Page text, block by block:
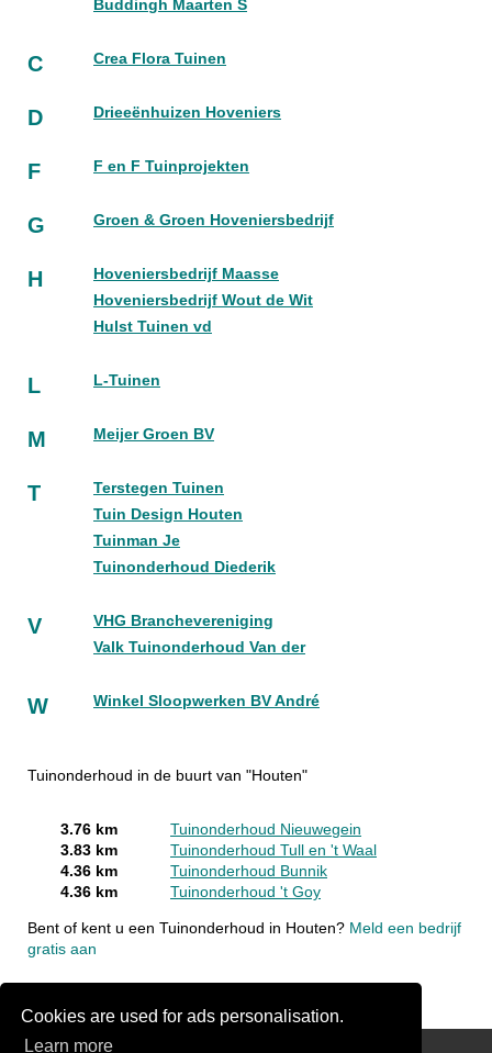
Cookies are used for ads personalisation.
Learn more
Buddingh Maarten S
C Crea Flora Tuinen
D Drieeënhuizen Hoveniers
F F en F Tuinprojekten
G Groen & Groen Hoveniersbedrijf
H
Hoveniersbedrijf Maasse
Hoveniersbedrijf Wout de Wit
Hulst Tuinen vd
L L-Tuinen
M Meijer Groen BV
T
Terstegen Tuinen
Tuin Design Houten
Tuinman Je
Tuinonderhoud Diederik
V
VHG Branchevereniging
Valk Tuinonderhoud Van der
W Winkel Sloopwerken BV André
Tuinonderhoud in de buurt van "Houten"
3.76 km
Tuinonderhoud Nieuwegein
3.83 km
Tuinonderhoud Tull en 't Waal
4.36 km
Tuinonderhoud Bunnik
4.36 km
Tuinonderhoud 't Goy
Bent of kent u een Tuinonderhoud in Houten? Meld een bedrijf
gratis aan